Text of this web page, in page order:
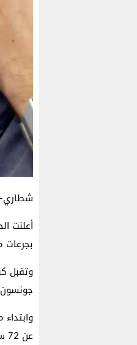
شطاري-
أعلنت
بجرعات
وتقبل
عن 72 ساعة تقديم دليل على إجراء اختبار جزيئي سلبي لدخول البلاد مرة أخرى.